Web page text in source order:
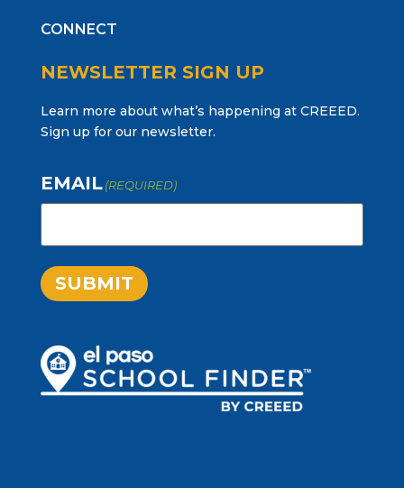
CONNECT
NEWSLETTER SIGN UP
Learn more about what’s happening at CREEED.
Sign up for our newsletter.
EMAIL (REQUIRED)
SUBMIT